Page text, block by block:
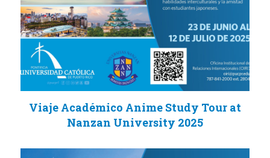
Viaje Académico Anime Study Tour at
Nanzan University 2025